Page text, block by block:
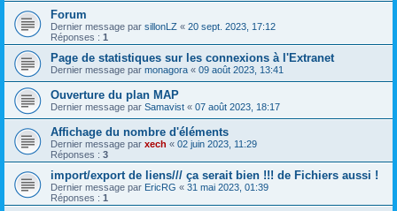
Forum
Dernier message par sillonLZ « 20 sept. 2023, 17:12
Réponses : 1
Page de statistiques sur les connexions à l'Extranet
Dernier message par monagora « 09 août 2023, 13:41
Ouverture du plan MAP
Dernier message par Samavist « 07 août 2023, 18:17
Affichage du nombre d'éléments
Dernier message par xech « 02 juin 2023, 11:29
Réponses : 3
import/export de liens/// ça serait bien !!! de Fichiers aussi !
Dernier message par EricRG « 31 mai 2023, 01:39
Réponses : 1